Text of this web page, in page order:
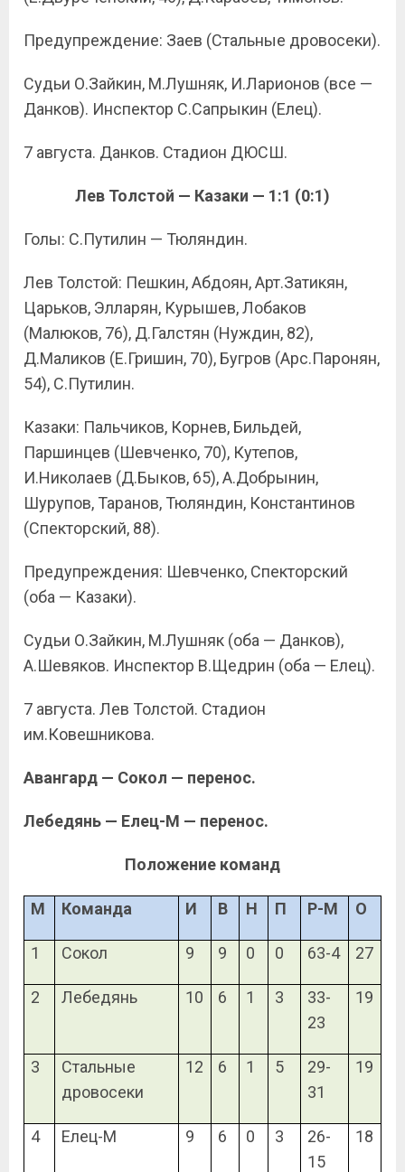
Предупреждение: Заев (Стальные дровосеки).
Судьи О.Зайкин, М.Лушняк, И.Ларионов (все —
Данков). Инспектор С.Сапрыкин (Елец).
7 августа. Данков. Стадион ДЮСШ.
Лев Толстой — Казаки — 1:1 (0:1)
Голы: С.Путилин — Тюляндин.
Лев Толстой: Пешкин, Абдоян, Арт.Затикян,
Царьков, Элларян, Курышев, Лобаков
(Малюков, 76), Д.Галстян (Нуждин, 82),
Д.Маликов (Е.Гришин, 70), Бугров (Арс.Паронян,
54), С.Путилин.
Казаки: Пальчиков, Корнев, Бильдей,
Паршинцев (Шевченко, 70), Кутепов,
И.Николаев (Д.Быков, 65), А.Добрынин,
Шурупов, Таранов, Тюляндин, Константинов
(Спекторский, 88).
Предупреждения: Шевченко, Спекторский
(оба — Казаки).
Судьи О.Зайкин, М.Лушняк (оба — Данков),
А.Шевяков. Инспектор В.Щедрин (оба — Елец).
7 августа. Лев Толстой. Стадион
им.Ковешникова.
Авангард — Сокол — перенос.
Лебедянь — Елец-М — перенос.
Положение команд
М Команда И В Н П Р-М О
1 Сокол 9 9 0 0 63-4 27
2 Лебедянь 10 6 1 3
33-
23
19
3
Стальные
дровосеки
12 6 1 5
29-
31
19
4 Елец-М 9 6 0 3
26-
15
18